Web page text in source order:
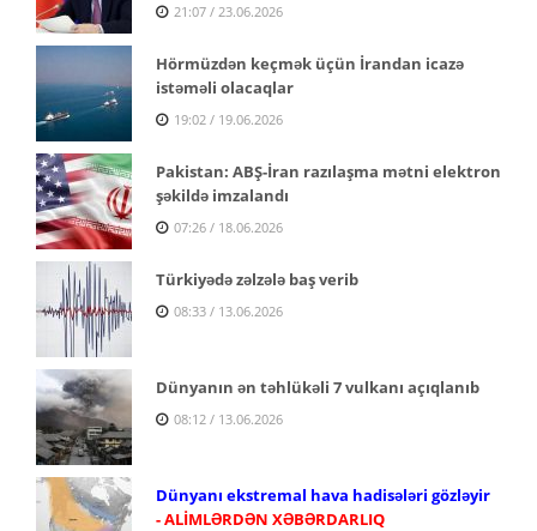
21:07 / 23.06.2026
Hörmüzdən keçmək üçün İrandan icazə
istəməli olacaqlar
19:02 / 19.06.2026
Pakistan: ABŞ-İran razılaşma mətni elektron
şəkildə imzalandı
07:26 / 18.06.2026
Türkiyədə zəlzələ baş verib
08:33 / 13.06.2026
Dünyanın ən təhlükəli 7 vulkanı açıqlanıb
08:12 / 13.06.2026
Dünyanı ekstremal hava hadisələri gözləyir
- ALİMLƏRDƏN XƏBƏRDARLIQ